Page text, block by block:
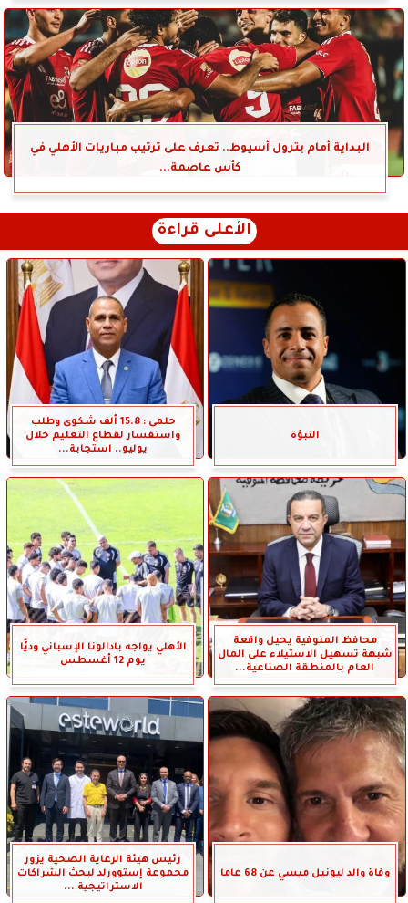
البداية أمام بترول أسيوط.. تعرف على ترتيب مباريات الأهلي في
كأس عاصمة...
الأعلى قراءة
النبؤة
حلمى : 15.8 ألف شكوى وطلب
واستفسار لقطاع التعليم خلال
يوليو.. استجابة...
محافظ المنوفية يحيل واقعة
شبهة تسهيل الاستيلاء على المال
العام بالمنطقة الصناعية...
الأهلي يواجه بادالونا الإسباني وديًّا
يوم 12 أغسطس
وفاة والد ليونيل ميسي عن 68 عاما
رئيس هيئة الرعاية الصحية يزور
مجموعة إستوورلد لبحث الشراكات
الاستراتيجية ...